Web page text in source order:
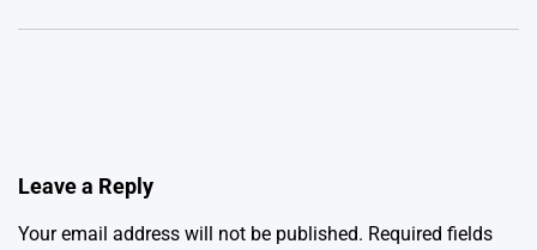
Leave a Reply
Your email address will not be published. Required fields